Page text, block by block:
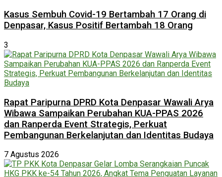
Kasus Sembuh Covid-19 Bertambah 17 Orang di
Denpasar, Kasus Positif Bertambah 18 Orang
3
Rapat Paripurna DPRD Kota Denpasar Wawali Arya
Wibawa Sampaikan Perubahan KUA-PPAS 2026
dan Ranperda Event Strategis, Perkuat
Pembangunan Berkelanjutan dan Identitas Budaya
7 Agustus 2026